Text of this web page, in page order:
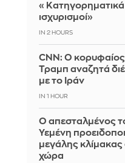
«Κατηγορηματικά
ισχυρισμοί»
IN 2 HOURS
CNN: Ο
Τραμπ αναζητά
με το Ιράν
IN 1 HOUR
Ο απεσταλμένος
Υεμένη
μεγάλης
χώρα